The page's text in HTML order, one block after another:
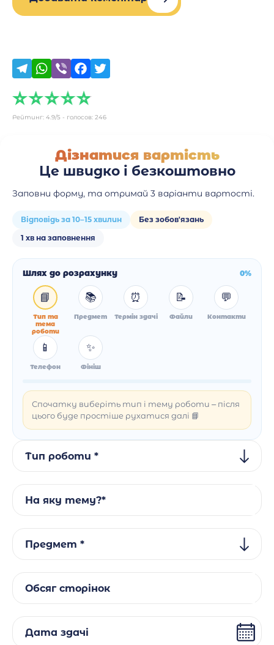
Рейтинг: 4.9/5 - голосов: 246
Дізнатися вартість
Це швидко і безкоштовно
Заповни форму, та отримай 3 варіанти вартості.
Відповідь за 10–15 хвилин
Без зобов'язань
1 хв на заповнення
Шлях до розрахунку 0%
📘
Тип та
тема
роботи
📚
Предмет
⏰
Термін здачі
📝
Файли
💬
Контакти
📱
Телефон
✨
Фініш
Спочатку виберіть тип і тему роботи – після
цього буде простіше рухатися далі 📘
Тип роботи *
На яку тему?*
Предмет *
Обсяг сторінок
Дата здачі